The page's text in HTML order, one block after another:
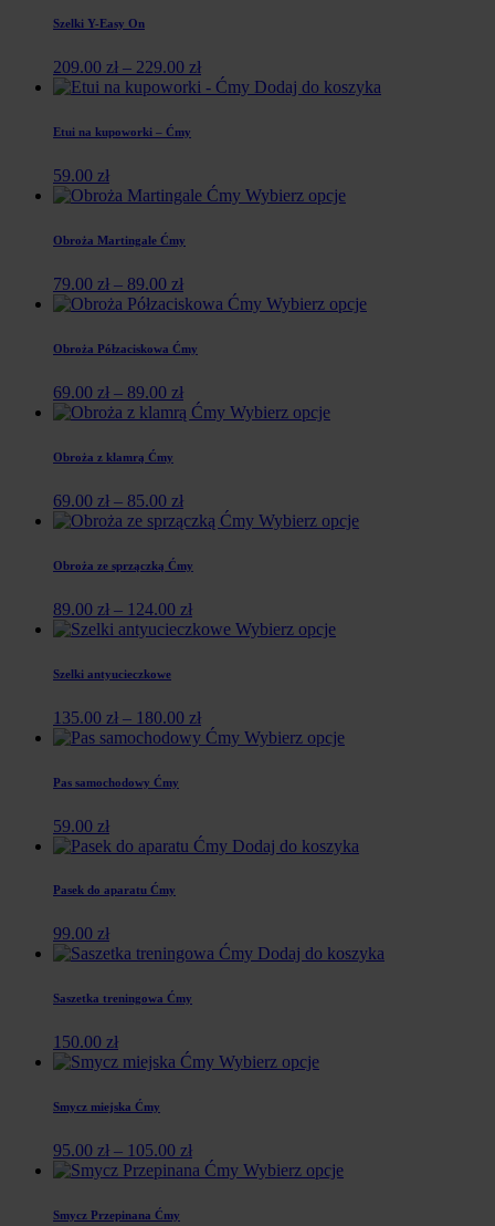
Szelki Y-Easy On
209.00 zł – 229.00 zł
Dodaj do koszyka
Etui na kupoworki – Ćmy
59.00 zł
Wybierz opcje
Obroża Martingale Ćmy
79.00 zł – 89.00 zł
Wybierz opcje
Obroża Półzaciskowa Ćmy
69.00 zł – 89.00 zł
Wybierz opcje
Obroża z klamrą Ćmy
69.00 zł – 85.00 zł
Wybierz opcje
Obroża ze sprzączką Ćmy
89.00 zł – 124.00 zł
Wybierz opcje
Szelki antyucieczkowe
135.00 zł – 180.00 zł
Wybierz opcje
Pas samochodowy Ćmy
59.00 zł
Dodaj do koszyka
Pasek do aparatu Ćmy
99.00 zł
Dodaj do koszyka
Saszetka treningowa Ćmy
150.00 zł
Wybierz opcje
Smycz miejska Ćmy
95.00 zł – 105.00 zł
Wybierz opcje
Smycz Przepinana Ćmy